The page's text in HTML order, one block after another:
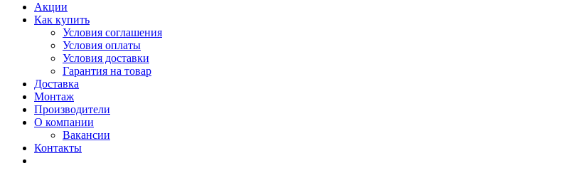
Акции
Как купить
Условия соглашения
Условия оплаты
Условия доставки
Гарантия на товар
Доставка
Монтаж
Производители
О компании
Вакансии
Контакты